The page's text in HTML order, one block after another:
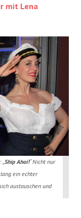
mit Lena
Ship Ahoi!“ Nicht nur
ein echter
austauschen und